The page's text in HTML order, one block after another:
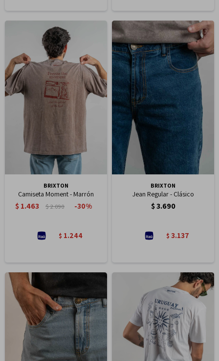
BRIXTON
Camiseta Moment - Marrón
$1.463 $2.090 30
$ 1.244
BRIXTON
Jean Regular - Clásico
$3.690
$ 3.137